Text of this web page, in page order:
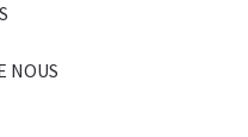
NOUS